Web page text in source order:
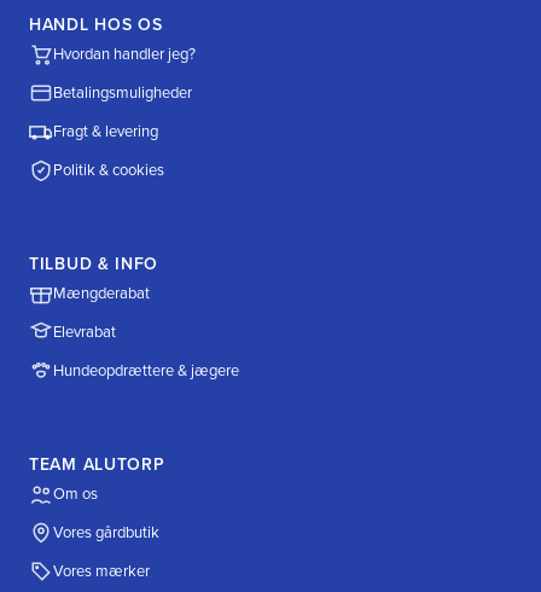
HANDL HOS OS
Hvordan handler jeg?
Betalingsmuligheder
Fragt & levering
Politik & cookies
TILBUD & INFO
Mængderabat
Elevrabat
Hundeopdrættere & jægere
TEAM ALUTORP
Om os
Vores gårdbutik
Vores mærker